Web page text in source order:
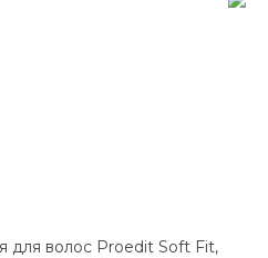
для волос Proedit Soft Fit,